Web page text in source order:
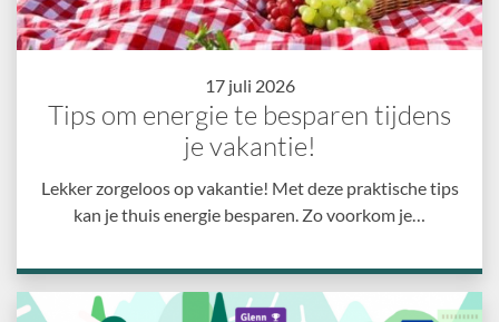
17 juli 2026
Tips om energie te besparen tijdens
je vakantie!
Lekker zorgeloos op vakantie! Met deze praktische tips
kan je thuis energie besparen. Zo voorkom je…